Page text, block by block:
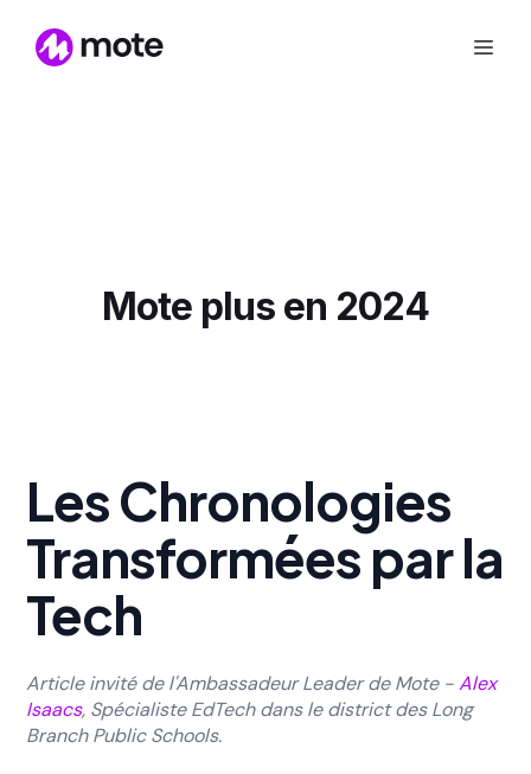
Mote plus en 2024
Les Chronologies
Transformées par la
Tech
Article invité de l'Ambassadeur Leader de Mote -Alex
Isaacs, Spécialiste EdTech dans le district des Long
Branch Public Schools.